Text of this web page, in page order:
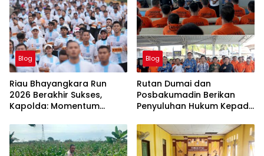
Blog
Riau Bhayangkara Run
2026 Berakhir Sukses,
Kapolda: Momentum
Perkuat Sport Tourism Riau
Blog
Rutan Dumai dan
Posbakumadin Berikan
Penyuluhan Hukum Kepada